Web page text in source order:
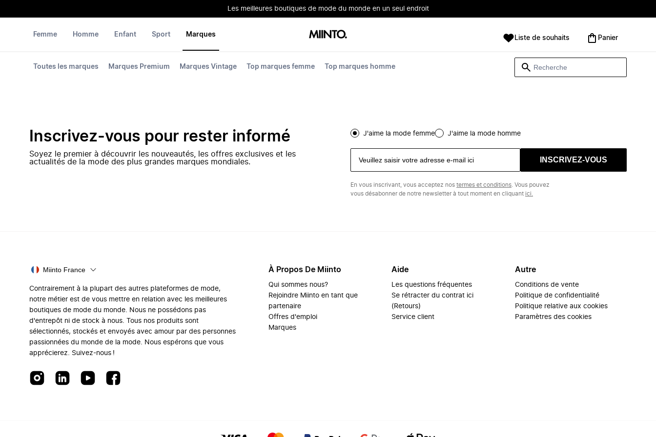
Les meilleures boutiques de mode du monde en un seul endroit
Femme Homme Enfant Sport Marques
Toutes les marques Marques Premium Marques Vintage Top marques femme Top marques homme
Liste de souhaits Panier
Inscrivez-vous pour rester informé
Soyez le premier à découvrir les nouveautés, les offres exclusives et les
actualités de la mode des plus grandes marques mondiales.
J'aime la mode femme J'aime la mode homme
INSCRIVEZ-VOUS
En vous inscrivant, vous acceptez nos termes et conditions . Vous pouvez
vous désabonner de notre newsletter à tout moment en cliquant ici.
Miinto France
Contrairement à la plupart des autres plateformes de mode,
notre métier est de vous mettre en relation avec les meilleures
boutiques de mode du monde. Nous ne possédons pas
d'entrepôt ni de stock à nous. Tous nos produits sont
sélectionnés, stockés et envoyés avec amour par des personnes
passionnées du monde de la mode. Nous espérons que vous
apprécierez. Suivez-nous !
À Propos De Miinto
Qui sommes nous?
Rejoindre Miinto en tant que
partenaire
Offres d'emploi
Marques
Aide
Les questions fréquentes
Se rétracter du contrat ici
(Retours)
Service client
Autre
Conditions de vente
Politique de confidentialité
Politique relative aux cookies
Paramètres des cookies